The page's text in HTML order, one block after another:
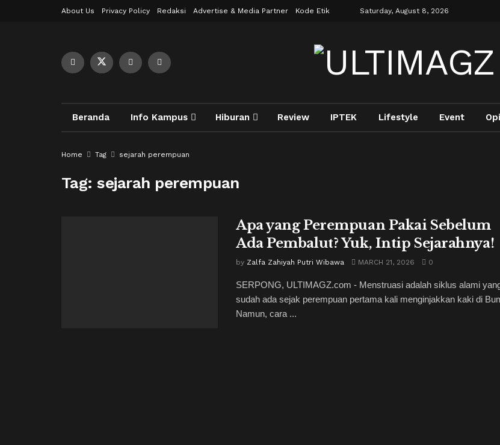
About Us Privacy Policy Redaksi Advertise & Media Partner Kode Etik Saturday, August 8, 2026
Beranda Info Kampus Hiburan Review IPTEK Lifestyle Event
Home Tag sejarah perempuan
Tag:sejarah perempuan
Apa yang Perempuan Pakai Sebelum
Ada Pembalut? Yuk, Intip Sejarahnya!
by Zalfa Zahiyah Putri Wibawa MARCH 21, 2026 0
SERPONG, ULTIMAGZ.com - Menstruasi adalah siklus alami
sudah ada sejak perempuan pertama kali menginjakkan kaki di
Namun, cara ...